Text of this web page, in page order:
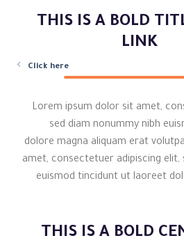
THIS IS A BOLD
LINK
Click here
Lorem ipsum dolor sit amet,
sed diam nonummy nibh
dolore magna aliquam erat
amet, consectetuer adipiscing elit,
euismod tincidunt ut laoreet
THIS IS A BOLD